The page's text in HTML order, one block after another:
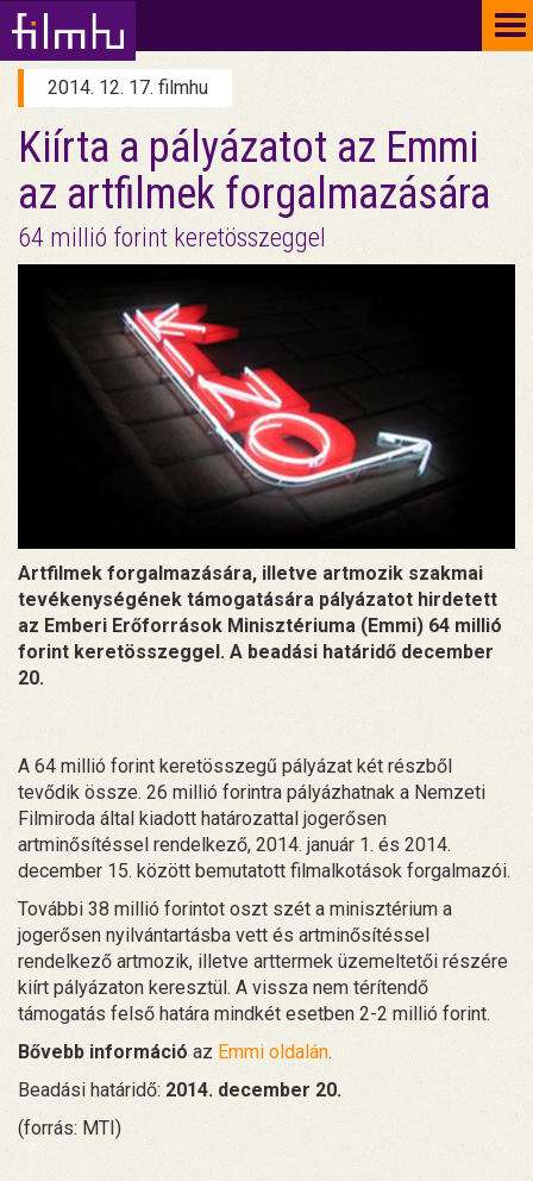
2014. 12. 17. filmhu
Kiírta a pályázatot az Emmi
az artfilmek forgalmazására
64 millió forint keretösszeggel
Artfilmek forgalmazására, illetve artmozik szakmai
tevékenységének támogatására pályázatot hirdetett
az Emberi Erőforrások Minisztériuma (Emmi) 64 millió
forint keretösszeggel. A beadási határidő december
20.
A 64 millió forint keretösszegű pályázat két részből
tevődik össze. 26 millió forintra pályázhatnak a Nemzeti
Filmiroda által kiadott határozattal jogerősen
artminősítéssel rendelkező, 2014. január 1. és 2014.
december 15. között bemutatott filmalkotások forgalmazói.
További 38 millió forintot oszt szét a minisztérium a
jogerősen nyilvántartásba vett és artminősítéssel
rendelkező artmozik, illetve arttermek üzemeltetői részére
kiírt pályázaton keresztül. A vissza nem térítendő
támogatás felső határa mindkét esetben 2-2 millió forint.
Bővebb információ az Emmi oldalán.
Beadási határidő: 2014. december 20.
(forrás: MTI)